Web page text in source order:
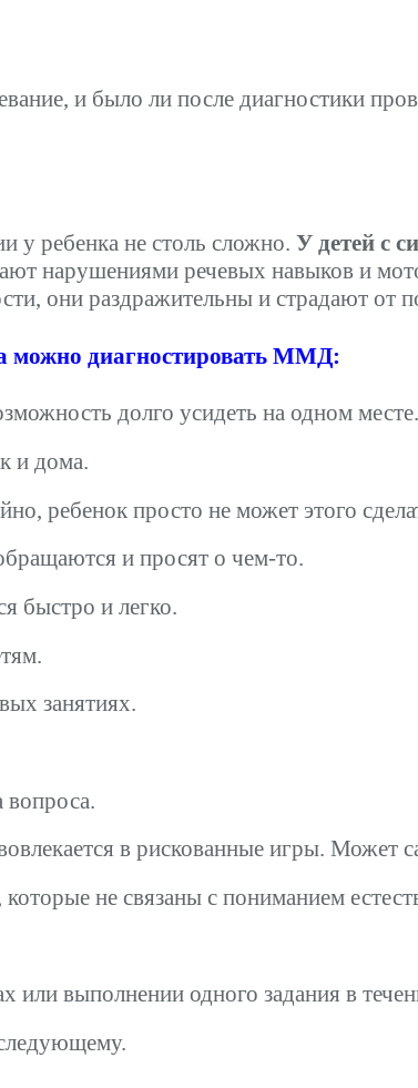
и было ли после диагностики
у ребенка не столь сложно. У детей с
нарушениями речевых навыков и
они раздражительны и страдают от
можно диагностировать ММД:
долго усидеть на одном месте.
и дома.
ребенок просто не может этого
и просят о чем-то.
быстро и легко.
занятиях.
вопроса.
в рискованные игры. Может
не связаны с пониманием
или выполнении одного задания в